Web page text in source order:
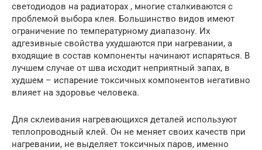
светодиодов на радиаторах , многие сталкиваются с
проблемой выбора клея. Большинство видов имеют
ограничение по температурному диапазону. Их
адгезивные свойства ухудшаются при нагревании, а
входящие в состав компоненты начинают испаряться. В
лучшем случае от шва исходит неприятный запах, в
худшем – испарение токсичных компонентов негативно
влияет на здоровье человека.
Для склеивания нагревающихся деталей используют
теплопроводный клей. Он не меняет своих качеств при
нагревании, не выделяет токсичных паров, именно